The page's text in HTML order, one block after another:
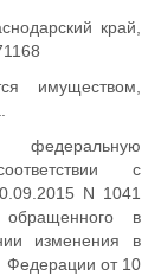
край,
имуществом,
с
N 1041
в
изменения в
Федерации от 10